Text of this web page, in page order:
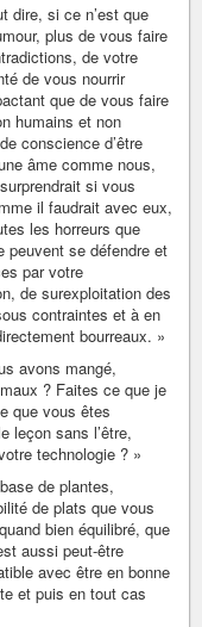
dire, si ce n’est que
plus de vous faire
de votre
de vous nourrir
que de vous faire
humains et non
conscience d’être
âme comme nous,
si vous
il faudrait avec eux,
les horreurs que
peuvent se défendre et
par votre
de surexploitation des
contraintes et à en
bourreaux. »
avons mangé,
? Faites ce que je
que vous êtes
leçon sans l’être,
technologie ? »
de plantes,
de plats que vous
bien équilibré, que
aussi peut-être
avec être en bonne
et puis en tout cas